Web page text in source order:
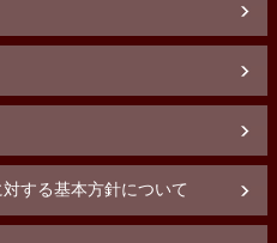
する基本方針について